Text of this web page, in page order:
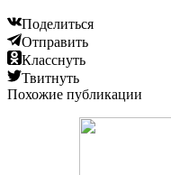
Поделиться
Отправить
Класснуть
Твитнуть
Похожие публикации